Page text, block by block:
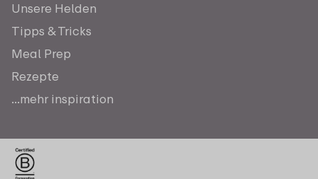
Unsere Helden
Tipps & Tricks
Meal Prep
Rezepte
...mehr inspiration